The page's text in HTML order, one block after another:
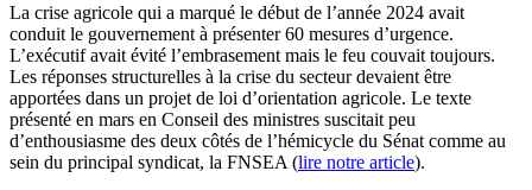
La crise agricole qui a marqué le début de l’année 2024 avait
conduit le gouvernement à présenter 60 mesures d’urgence.
L’exécutif avait évité l’embrasement mais le feu couvait toujours.
Les réponses structurelles à la crise du secteur devaient être
apportées dans un projet de loi d’orientation agricole. Le texte
présenté en mars en Conseil des ministres suscitait peu
d’enthousiasme des deux côtés de l’hémicycle du Sénat comme au
sein du principal syndicat, la FNSEA (lire notre article).